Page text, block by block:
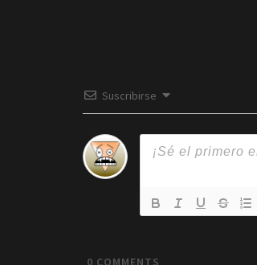
Suscribirse
0 COMMENTS